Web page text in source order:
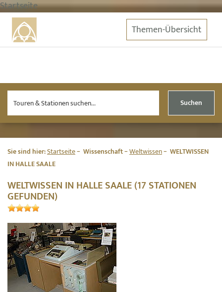
Startseite
Themen-Übersicht
Suchen
Sie sind hier:Startseite Wissenschaft Weltwissen
WELTWISSEN
IN HALLE SAALE
WELTWISSEN IN HALLE SAALE (17 STATIONEN
GEFUNDEN)